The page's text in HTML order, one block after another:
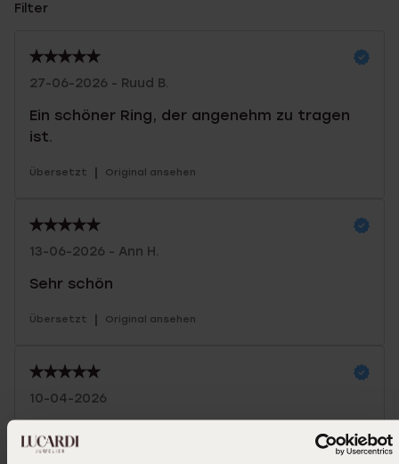
Filter
27-06-2026 - Ruud B.
Ein schöner Ring, der angenehm zu tragen
ist.
Übersetzt | Original ansehen
13-06-2026 - Ann H.
Sehr schön
Übersetzt | Original ansehen
10-04-2026
Ich mag es sehr, es macht Spaß, es zu
tragen.